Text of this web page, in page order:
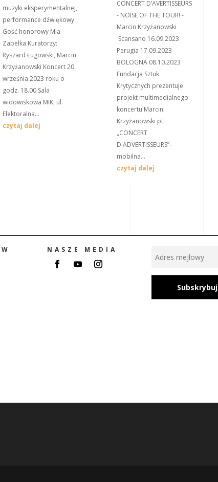
muzyki eksperymentalnej,
performance dźwiękowy
Gość honorowy Mia
Zabelka Kuratorzy:
Ryszard Ługowski, Marcin
Krzyżanowski Koncert 20
września 2023 roku o
godz. 18.00 Sala
widowiskowa MIK, ul.
Elektoralna...
czytaj dalej
CONCERT D’AVERTISSEURS
- NOISE OF THE TOUR! -
Marcin Krzyżanowski
Scansano 16.09.2023
Perugia 17.09.2023
BOLOGNA 08.10.2023
Fundacja Sztuk
Krytycznych prezentuje
projekt multimedialnego
koncertu Marcin
Krzyżanowski pt.
„CONCERT
D'ADVERTISSEURS”–
mobilna...
czytaj dalej
NASZE MEDIA
Subskrybuj